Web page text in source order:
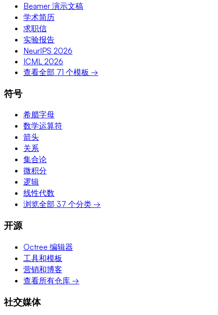
Beamer 演示文稿
学术简历
求职信
实验报告
NeurIPS 2026
ICML 2026
查看全部 71 个模板 →
符号
希腊字母
数学运算符
箭头
关系
集合论
微积分
逻辑
线性代数
浏览全部 37 个分类 →
开源
Octree 编辑器
工具和模板
营销和博客
查看所有仓库 →
社交媒体